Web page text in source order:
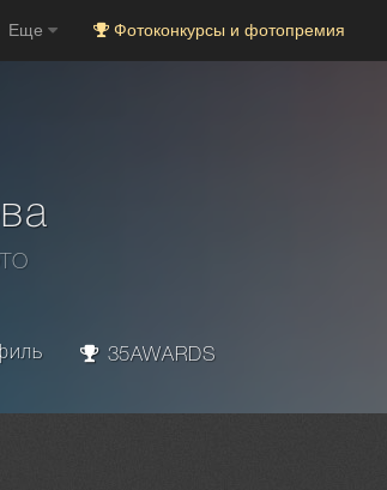
Еще Фотоконкурсы и фотопремия
35AWARDS